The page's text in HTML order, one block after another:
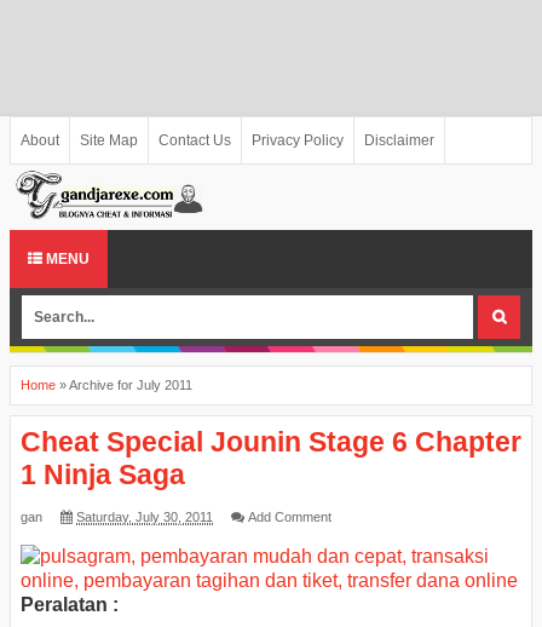
About Site Map Contact Us Privacy Policy Disclaimer
MENU
Home »Archive for July 2011
Cheat Special Jounin Stage 6 Chapter
1 Ninja Saga
gan Saturday, July 30, 2011 Add Comment
Peralatan :